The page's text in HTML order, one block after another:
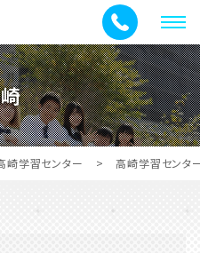
メ
ニ
ュ
ー
崎学習センター > 高崎学習センタ